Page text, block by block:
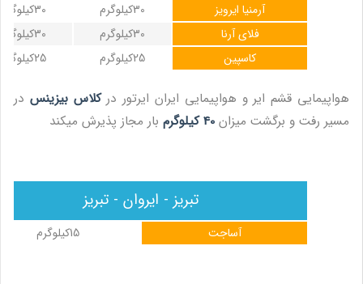
30کیلوگرم
30کیلوگرم
آرمنیا ایرویز
30کیلوگرم
30کیلوگرم
فلای آرنا
25کیلوگرم
25کیلوگرم کاسپین
هواپیمایی قشم ایر و هواپیمایی ایران ایرتور درکلاس بیزینس در
مسیر رفت و برگشت میزان 40 کیلوگرم بار مجاز پذیرش میکند
تبریز - ایروان - تبریز
15کیلوگرم آساجت